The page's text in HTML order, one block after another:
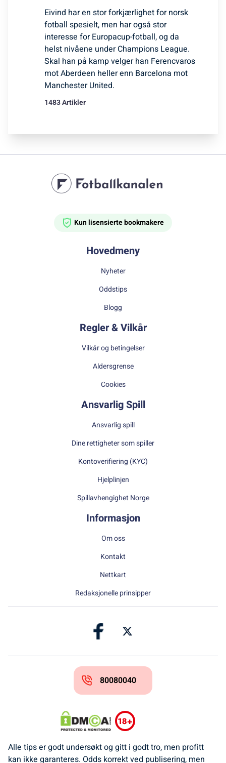
Eivind har en stor forkjærlighet for norsk
fotball spesielt, men har også stor
interesse for Europacup-fotball, og da
helst nivåene under Champions League.
Skal han på kamp velger han Ferencvaros
mot Aberdeen heller enn Barcelona mot
Manchester United.
1483 Artikler
Kun lisensierte bookmakere
Hovedmeny
Nyheter
Oddstips
Blogg
Regler & Vilkår
Vilkår og betingelser
Aldersgrense
Cookies
Ansvarlig Spill
Ansvarlig spill
Dine rettigheter som spiller
Kontoverifiering (KYC)
Hjelplinjen
Spillavhengighet Norge
Informasjon
Om oss
Kontakt
Nettkart
Redaksjonelle prinsipper
80080040
Alle tips er godt undersøkt og gitt i godt tro, men profitt
kan ikke garanteres. Odds korrekt ved publisering, men